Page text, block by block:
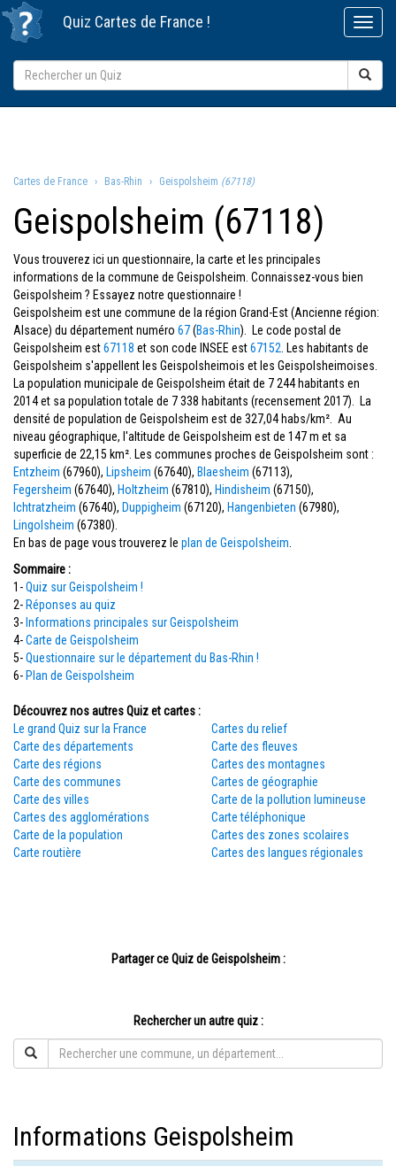
Quiz Cartes de France !
Cartes de France Bas-Rhin Geispolsheim (67118)
Geispolsheim (67118)
Vous trouverez ici un questionnaire, la carte et les principales
informations de la commune de Geispolsheim. Connaissez-vous bien
Geispolsheim ? Essayez notre questionnaire !
Geispolsheim est une commune de la région Grand-Est (Ancienne région:
Alsace) du département numéro 67(Bas-Rhin). Le code postal de
Geispolsheim est67118 et son code INSEE est67152 . Les habitants de
Geispolsheim s'appellent les Geispolsheimois et les Geispolsheimoises.
La population municipale de Geispolsheim était de 7 244 habitants en
2014 et sa population totale de 7 338 habitants (recensement 2017). La
densité de population de Geispolsheim est de 327,04 habs/km². Au
niveau géographique, l'altitude de Geispolsheim est de 147 m et sa
superficie de 22,15 km². Les communes proches de Geispolsheim sont :
Entzheim (67960), Lipsheim (67640), Blaesheim (67113),
Fegersheim (67640), Holtzheim (67810), Hindisheim (67150),
Ichtratzheim (67640), Duppigheim (67120), Hangenbieten (67980),
Lingolsheim (67380).
En bas de page vous trouverez le plan de Geispolsheim
Sommaire :
1-Quiz sur Geispolsheim !
2- Réponses au quiz
3- Informations principales sur Geispolsheim
4-Carte de Geispolsheim
5-Questionnaire sur le département du Bas-Rhin !
6- Plan de Geispolsheim
Découvrez nos autres Quiz et cartes :
Le grand Quiz sur la France
Carte des départements
Carte des régions
Carte des communes
Carte des villes
Cartes des agglomérations
Carte de la population
Carte routière
Cartes du relief
Carte des fleuves
Cartes des montagnes
Cartes de géographie
Carte de la pollution lumineuse
Carte téléphonique
Cartes des zones scolaires
Cartes des langues régionales
Partager ce Quiz de Geispolsheim :
Rechercher un autre quiz :
Informations Geispolsheim